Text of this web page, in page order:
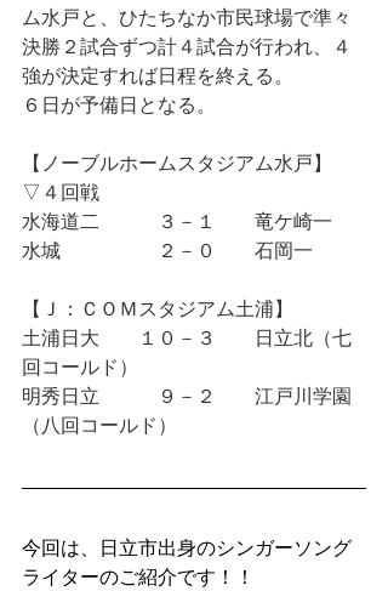
ム水戸と、ひたちなか市民球場で準々
決勝２試合ずつ計４試合が行われ、４
強が決定すれば日程を終える。
６日が予備日となる。
【ノーブルホームスタジアム水戸】
▽４回戦
水海道二　　　３－１　　竜ケ崎一
水城　　　　　２－０　　石岡一
【Ｊ：ＣＯＭスタジアム土浦】
土浦日大　　１０－３　　日立北（七
回コールド）
明秀日立　　　９－２　　江戸川学園
（八回コールド）
今回は、日立市出身のシンガーソング
ライターのご紹介です！！